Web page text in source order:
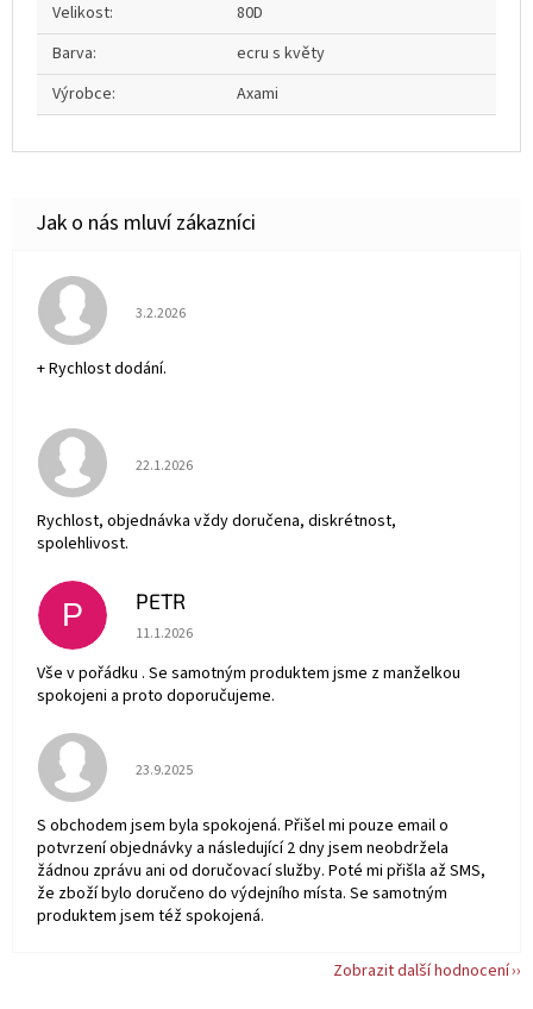
Velikost:
80D
Barva:
ecru s květy
Výrobce: Axami
Hodnocení obchodu je 5 z 5 hvězdiček.
3.2.2026
+ Rychlost dodání.
Hodnocení obchodu je 5 z 5 hvězdiček.
22.1.2026
Rychlost, objednávka vždy doručena, diskrétnost,
spolehlivost.
P PETR
Hodnocení obchodu je 5 z 5 hvězdiček.
11.1.2026
Vše v pořádku . Se samotným produktem jsme z manželkou
spokojeni a proto doporučujeme.
Hodnocení obchodu je 5 z 5 hvězdiček.
23.9.2025
S obchodem jsem byla spokojená. Přišel mi pouze email o
potvrzení objednávky a následující 2 dny jsem neobdržela
žádnou zprávu ani od doručovací služby. Poté mi přišla až SMS,
že zboží bylo doručeno do výdejního místa. Se samotným
produktem jsem též spokojená.
Zobrazit další hodnocení